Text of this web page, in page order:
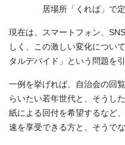
居場所「くれば」で
現在は、スマートフォン、
しく、この激しい変化につい
タルデバイド」という問題を
一例を挙げれば、自治会の回
らいたい若年世代と、そうし
紙による回付を希望するなど
速を享受できる方と、そうで